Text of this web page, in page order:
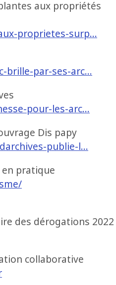
aux propriétés
proprietes-surp…
brille-par-ses-arc…
pour-les-arc…
Dis papy
publie-l…
pratique
des dérogations 2022
collaborative